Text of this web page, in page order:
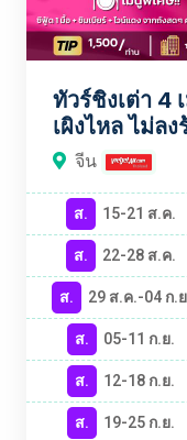
ทัวร์ชิงเต่า 4
เผิงไหล ไม่ล
จีน
ส. 15-21 ส.ค.
ส.
22-28 ส.ค.
ส.
29 ส.ค.-04 ก.
ส.
05-11 ก.ย.
ส.
12-18 ก.ย.
ส.
19-25 ก.ย.